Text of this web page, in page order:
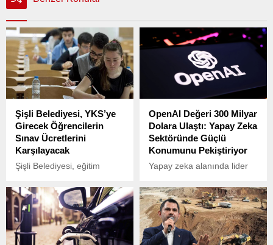
Şişli Belediyesi, YKS’ye
Girecek Öğrencilerin
Sınav Ücretlerini
Karşılayacak
Şişli Belediyesi, eğitim
projelerine bir yenisini daha
ekledi.
OpenAI Değeri 300 Milyar
Dolara Ulaştı: Yapay Zeka
Sektöründe Güçlü
Konumunu Pekiştiriyor
Yapay zeka alanında lider
hızla büyüyen yatırımlarıyla
dikkat çekiyor.